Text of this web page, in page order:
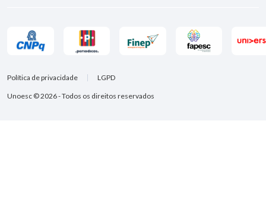
Unoesc © 2026 - Todos os direitos reservados
Política de privacidade LGPD